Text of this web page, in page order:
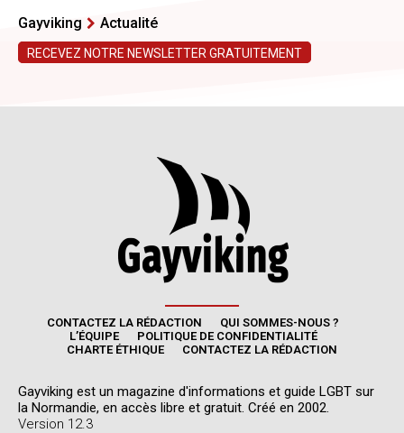
CONTACTEZ LA RÉDACTION
QUI SOMMES-NOUS ?
L’ÉQUIPE
POLITIQUE DE CONFIDENTIALITÉ
CHARTE ÉTHIQUE
CONTACTEZ LA RÉDACTION
Gayviking est un magazine d'informations et guide LGBT sur
la Normandie, en accès libre et gratuit. Créé en 2002.
Version 12.3